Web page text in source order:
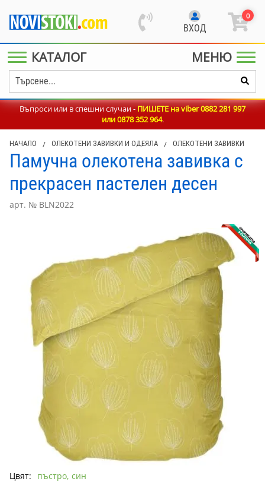
ВХОД
0
КАТАЛОГ МЕНЮ
Въпроси или в спешни случаи -ПИШЕТЕ на viber 0882 281 997
или0878 352 964.
НАЧАЛО / ОЛЕКОТЕНИ ЗАВИВКИ И ОДЕЯЛА / ОЛЕКОТЕНИ ЗАВИВКИ
Памучна олекотена завивка с
прекрасен пастелен десен
арт. № BLN2022
Цвят: пъстро, син